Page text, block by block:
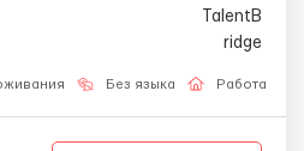
простых вопросов. •
оплату. 🏠 Полностью
...
Без языка Работа